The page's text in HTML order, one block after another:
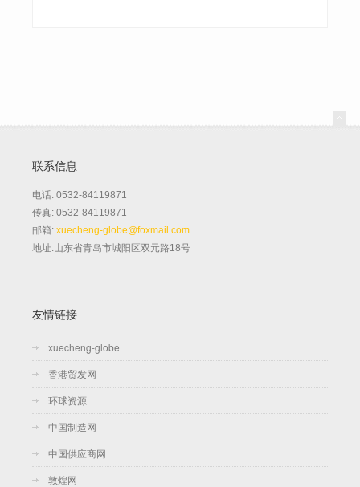
联系信息
电话: 0532-84119871
传真: 0532-84119871
邮箱: xuecheng-globe@foxmail.com
地址:山东省青岛市城阳区双元路18号
友情链接
xuecheng-globe
香港贸发网
环球资源
中国制造网
中国供应商网
敦煌网